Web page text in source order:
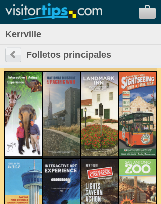
Kerrville
Folletos principales